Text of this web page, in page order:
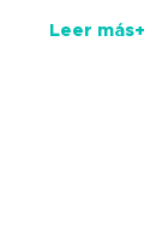
Leer más+